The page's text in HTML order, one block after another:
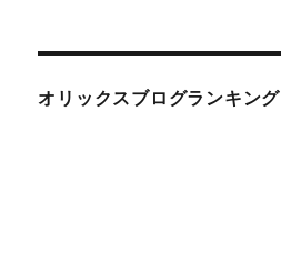
オリックスブログランキング